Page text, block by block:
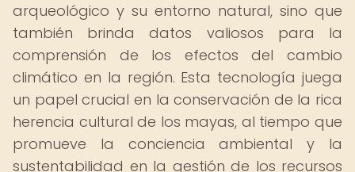
arqueológico y su entorno natural, sino que
también brinda datos valiosos para la
comprensión de los efectos del cambio
climático en la región. Esta tecnología juega
un papel crucial en la conservación de la rica
herencia cultural de los mayas, al tiempo que
promueve la conciencia ambiental y la
sustentabilidad en la gestión de los recursos